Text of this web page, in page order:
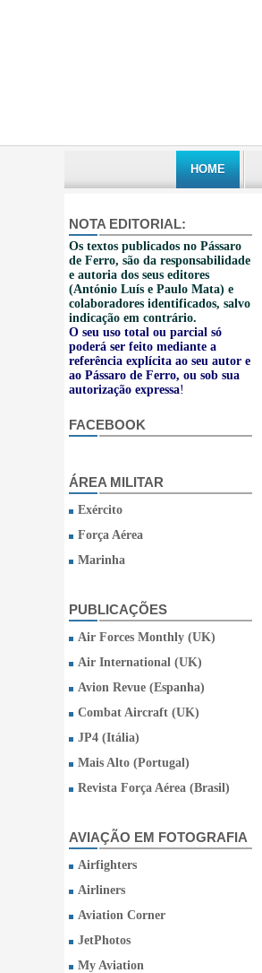
HOME
NOTA EDITORIAL:
Os textos publicados no Pássaro
de Ferro, são da responsabilidade
e autoria dos seus editores
(António Luís e Paulo Mata) e
colaboradores identificados, salvo
indicação em contrário.
O seu uso total ou parcial só
poderá ser feito mediante a
referência explícita ao seu autor e
ao Pássaro de Ferro, ou sob sua
autorização expressa!
FACEBOOK
ÁREA MILITAR
Exército
Força Aérea
Marinha
PUBLICAÇÕES
Air Forces Monthly (UK)
Air International (UK)
Avion Revue (Espanha)
Combat Aircraft (UK)
JP4 (Itália)
Mais Alto (Portugal)
Revista Força Aérea (Brasil)
AVIAÇÃO EM FOTOGRAFIA
Airfighters
Airliners
Aviation Corner
JetPhotos
My Aviation